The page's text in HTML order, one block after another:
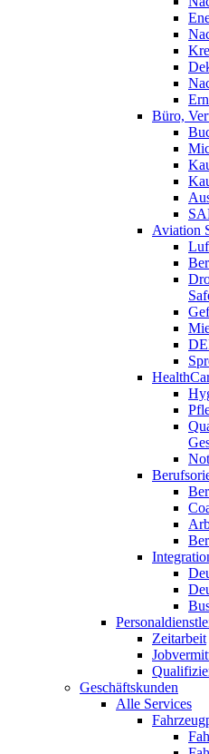
Büro,
Aviation
Zeitarbeit
Geschäftskunden
Alle Services